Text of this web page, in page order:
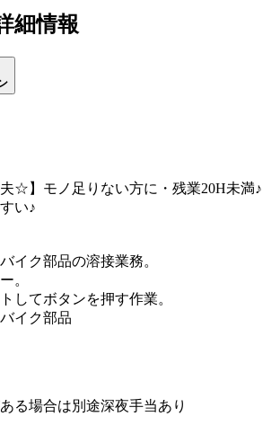
細情報
夫☆】モノ足りない方に・残業20H未満♪
い♪
イク部品の溶接業務。
。
してボタンを押す作業。
イク部品
る場合は別途深夜手当あり